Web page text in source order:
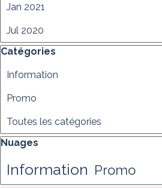
Jan 2021
Jul 2020
Sauter le bloc Catégories
Catégories
Information
Promo
Toutes les catégories
Sauter le bloc Nuages
Nuages
Information Promo